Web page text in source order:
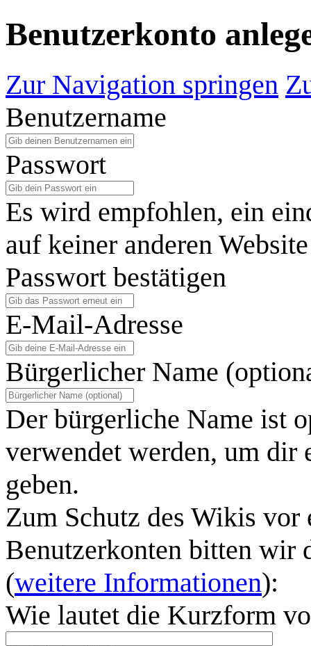
Benutzerkonto
Zur Navigation springen
Benutzername
Passwort
Es wird empfohlen, ein
auf keiner anderen
Passwort bestätigen
E-Mail-Adresse
Bürgerlicher Name
Der bürgerliche Name ist
verwendet werden, um dir
geben.
Zum Schutz des Wikis
Benutzerkonten bitten wir
(weitere Informationen):
Wie lautet die Kurzform